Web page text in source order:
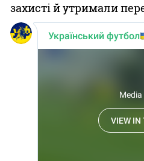
захисті й утримали